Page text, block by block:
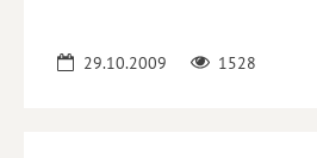
29.10.2009 1528